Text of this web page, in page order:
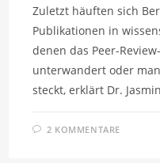
Zuletzt häuften sich
Publikationen in
denen das Peer-
unterwandert oder
steckt, erklärt Dr.
2 KOMMENTARE